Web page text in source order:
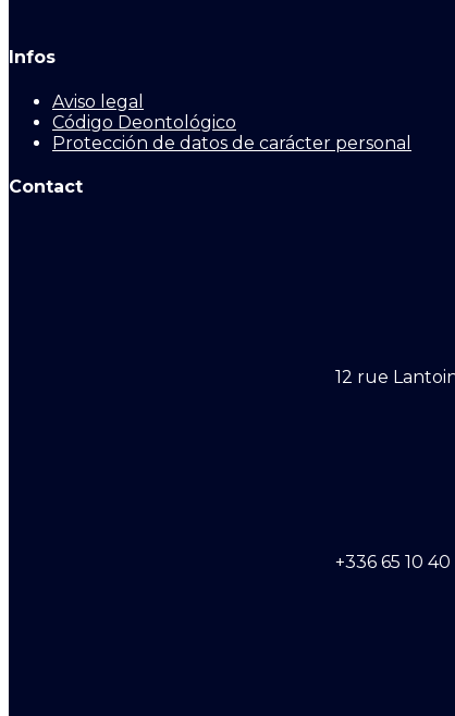
Infos
Aviso legal
Código Deontológico
Protección de datos de carácter personal
Contact
12 rue
+336 65 10 40